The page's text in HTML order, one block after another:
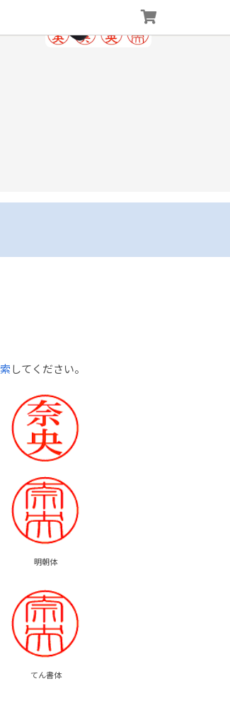
してください。
明朝体
てん書体